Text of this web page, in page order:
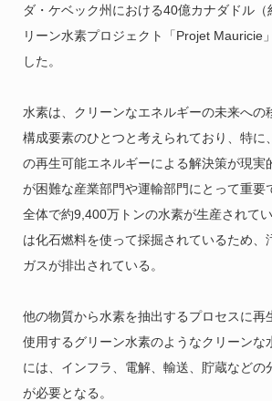
ダ・ケベック州における40億カナダドル
リーン水素プロジェクト「Projet Mauricie
した。
水素は、クリーンなエネルギーの未来への
構成要素のひとつと考えられており、特に
の再生可能エネルギーによる解決策が現実
が困難な産業部門や運輸部門にとって重要
全体で約9,400万トンの水素が生産されて
は化石燃料を使って採掘されているため、
ガスが排出されている。
他の物質から水素を抽出するプロセスに再
使用するグリーン水素のようなクリーンな
には、インフラ、電解、輸送、貯蔵などの
が必要となる。